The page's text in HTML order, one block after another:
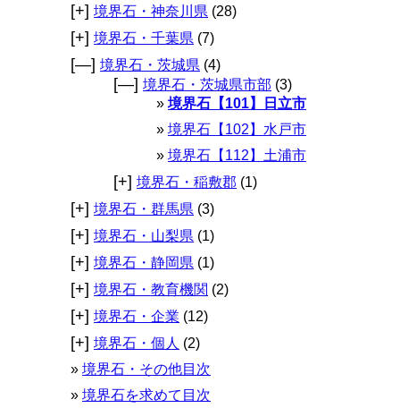
[+] 境界石・神奈川県 (28)
[+] 境界石・千葉県 (7)
[—] 境界石・茨城県 (4)
[—] 境界石・茨城県市部 (3)
境界石【101】日立市
境界石【102】水戸市
境界石【112】土浦市
[+] 境界石・稲敷郡 (1)
[+] 境界石・群馬県 (3)
[+] 境界石・山梨県 (1)
[+] 境界石・静岡県 (1)
[+] 境界石・教育機関 (2)
[+] 境界石・企業 (12)
[+] 境界石・個人 (2)
境界石・その他目次
境界石を求めて目次